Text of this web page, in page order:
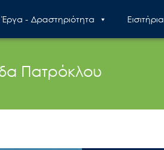
Έργα - Δραστηριότητα Εισιτήρια
Πατρόκλου